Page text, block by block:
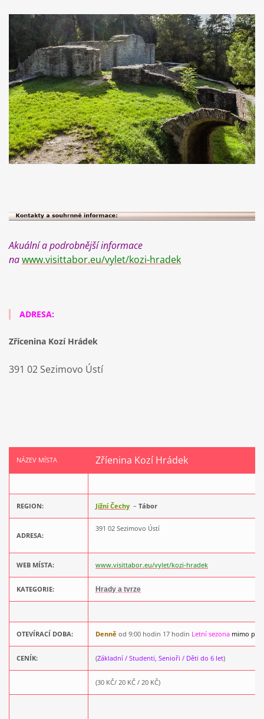
Akuální a podrobnější informace
nawww.visittabor.eu/vylet/kozi-hradek
ADRESA:
Zřícenina Kozí Hrádek
391 02 Sezimovo Ústí
NÁZEV MÍSTA Zříenina Kozí Hrádek
REGION: Jižní Čechy – Tábor
ADRESA:
391 02 Sezimovo Ústí
WEB MÍSTA: www.visittabor.eu/vylet/kozi-hradek
KATEGORIE: Hrady a tvrze
OTEVÍRACÍ DOBA: Denně od 9:00 hodin 17 hodin Letní sezona mimo
CENÍK: (Základní / Studenti, Senioři / Děti do 6 let)
(30 KČ/ 20 KČ / 20 KČ)